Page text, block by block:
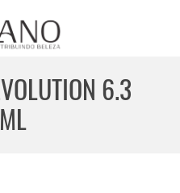
6.3